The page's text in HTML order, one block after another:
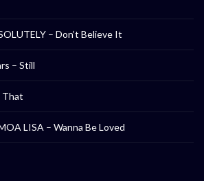
– Don’t Believe It
– Still
That
LISA – Wanna Be Loved